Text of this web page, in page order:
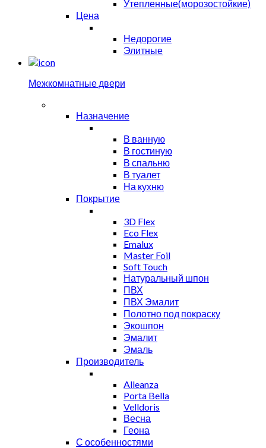
Утепленные(морозостойкие)
Цена
Недорогие
Элитные
Межкомнатные двери
Назначение
В ванную
В гостиную
В спальню
В туалет
На кухню
Покрытие
3D Flex
Eco Flex
Emalux
Master Foil
Soft Touch
Натуральный шпон
ПВХ
ПВХ Эмалит
Полотно под покраску
Экошпон
Эмалит
Эмаль
Производитель
Alleanza
Porta Bella
Velldoris
Весна
Геона
С особенностями